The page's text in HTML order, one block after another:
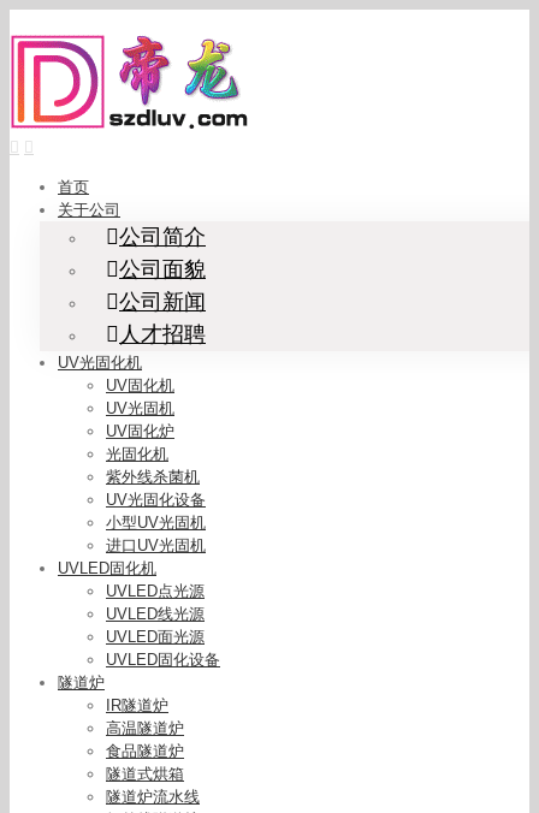
to
content
首页
关于公司
公司简介
公司面貌
公司新闻
人才招聘
UV光固化机
UV固化机
UV光固机
UV固化炉
光固化机
紫外线杀菌机
UV光固化设备
小型UV光固机
进口UV光固机
UVLED固化机
UVLED点光源
UVLED线光源
UVLED面光源
UVLED固化设备
隧道炉
IR隧道炉
高温隧道炉
食品隧道炉
隧道式烘箱
隧道炉流水线